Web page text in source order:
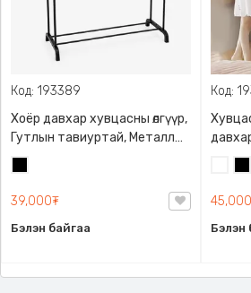
Код: 193389
Хоёр давхар хувцасны өлгүүр,
Гутлын тавиуртай, Металл
ган хүрээ
39,000₮
Бэлэн байгаа
Код:
Бэлэн